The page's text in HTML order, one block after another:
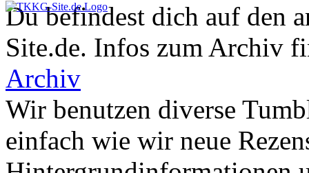
Du befindest dich auf den
Site.de. Infos zum Archiv
Archiv
Wir benutzen diverse
einfach wie wir neue